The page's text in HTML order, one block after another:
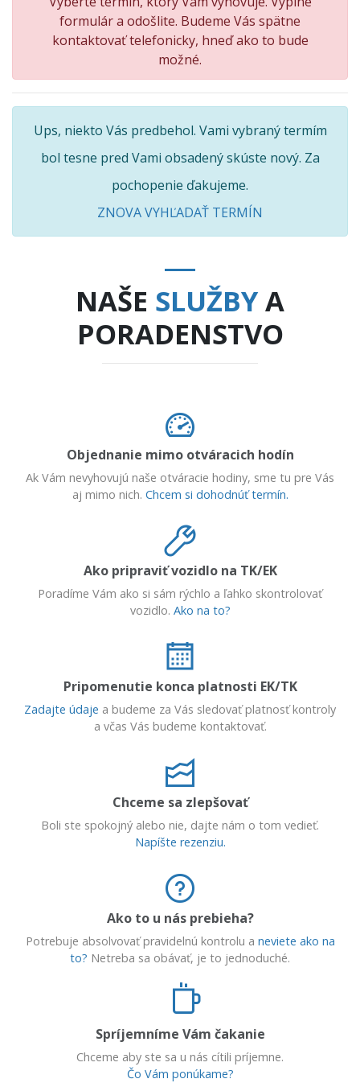
formulár a odošlite. Budeme Vás spätne
kontaktovať telefonicky, hneď ako to bude
možné.
Ups, niekto Vás predbehol. Vami vybraný termím
bol tesne pred Vami obsadený skúste nový. Za
pochopenie ďakujeme.
ZNOVA VYHĽADAŤ TERMÍN
NAŠE SLUŽBYA
PORADENSTVO
Objednanie mimo otváracich hodín
Ak Vám nevyhovujú naše otváracie hodiny, sme tu pre Vás
aj mimo nich. Chcem si dohodnúť termín.
Ako pripraviť vozidlo na TK/EK
Poradíme Vám ako si sám rýchlo a ľahko skontrolovať
vozidlo. Ako na to?
Pripomenutie konca platnosti EK/TK
Zadajte údaje a budeme za Vás sledovať platnosť kontroly
a včas Vás budeme kontaktovať.
Chceme sa zlepšovať
Boli ste spokojný alebo nie, dajte nám o tom vedieť.
Napíšte rezenziu.
Ako to u nás prebieha?
Potrebuje absolvovať pravidelnú kontrolu a neviete ako na
to? Netreba sa obávať, je to jednoduché.
Spríjemníme Vám čakanie
Chceme aby ste sa u nás cítili príjemne.
Čo Vám ponúkame?